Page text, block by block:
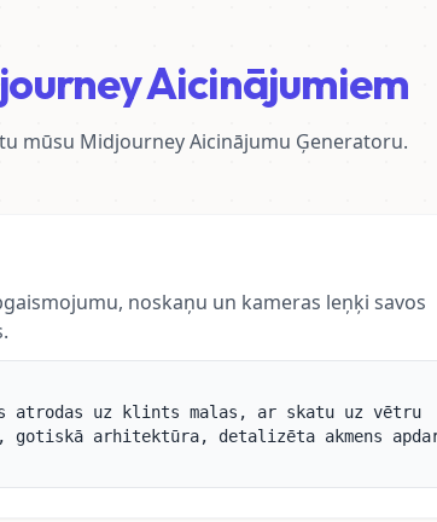
Aicinājumiem
mūsu Midjourney Aicinājumu Ģeneratoru.
noskaņu un kameras leņķi savos
uz klints malas, ar skatu uz vētru
gotiskā arhitektūra, detalizēta akmens